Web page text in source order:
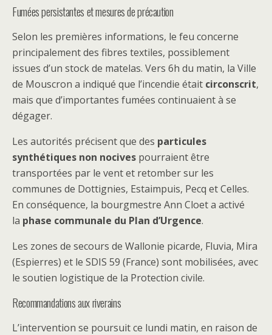
Fumées persistantes et mesures de précaution
Selon les premières informations, le feu concerne
principalement des fibres textiles, possiblement
issues d’un stock de matelas. Vers 6h du matin, la Ville
de Mouscron a indiqué que l’incendie était circonscrit,
mais que d’importantes fumées continuaient à se
dégager.
Les autorités précisent que des particules
synthétiques non nocives pourraient être
transportées par le vent et retomber sur les
communes de Dottignies, Estaimpuis, Pecq et Celles.
En conséquence, la bourgmestre Ann Cloet a activé
la phase communale du Plan d’Urgence.
Les zones de secours de Wallonie picarde, Fluvia, Mira
(Espierres) et le SDIS 59 (France) sont mobilisées, avec
le soutien logistique de la Protection civile.
Recommandations aux riverains
L’intervention se poursuit ce lundi matin, en raison de